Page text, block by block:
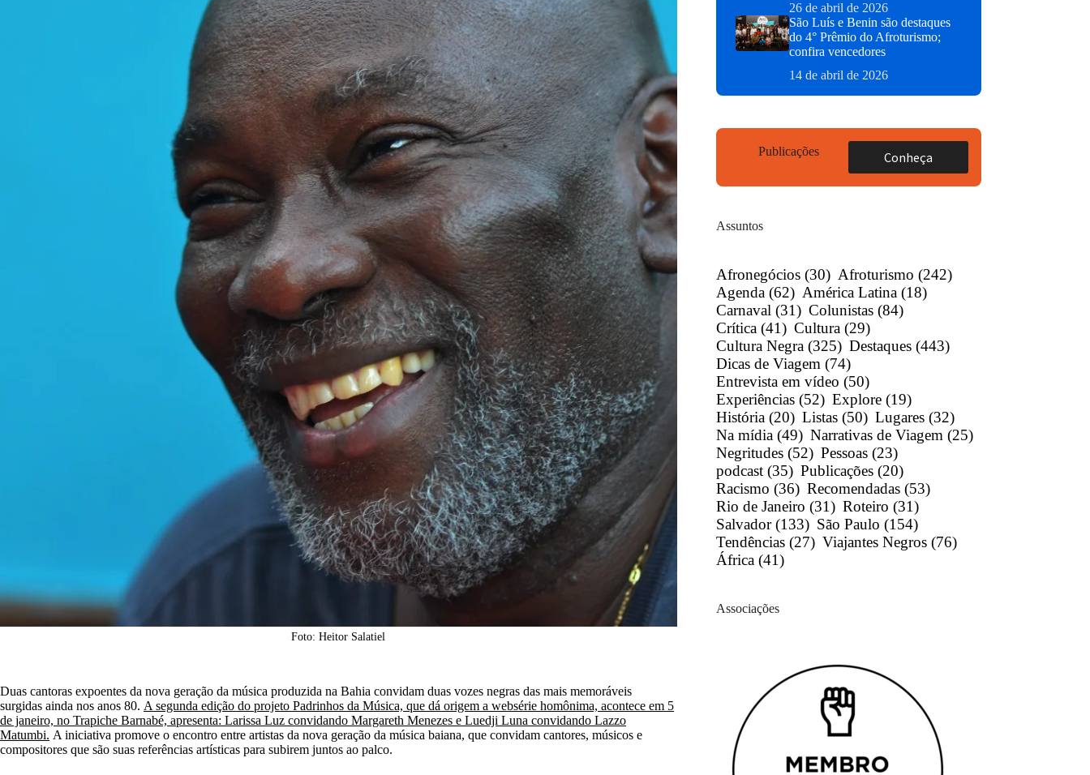
Foto: Heitor Salatiel
Duas cantoras expoentes da nova geração da música produzida na Bahia convidam duas vozes negras das mais memoráveis
surgidas ainda nos anos 80. A segunda edição do projeto Padrinhos da Música, que dá origem a websérie homônima, acontece em 5
de janeiro, no Trapiche Barnabé, apresenta: Larissa Luz convidando Margareth Menezes e Luedji Luna convidando Lazzo
Matumbi. A iniciativa promove o encontro entre artistas da nova geração da música baiana, que convidam cantores, músicos e
compositores que são suas referências artísticas para subirem juntos ao palco.
26 de abril de 2026
São Luís e Benin são destaques
do 4° Prêmio do Afroturismo;
confira vencedores
14 de abril de 2026
Publicações Conheça
Assuntos
Afronegócios (30) Afroturismo (242)
Agenda (62) América Latina (18)
Carnaval (31) Colunistas (84)
Crítica (41) Cultura (29)
Cultura Negra (325) Destaques (443)
Dicas de Viagem (74)
Entrevista em vídeo (50)
Experiências (52) Explore (19)
História (20) Listas (50) Lugares (32)
Na mídia (49) Narrativas de Viagem (25)
Negritudes (52) Pessoas (23)
podcast (35) Publicações (20)
Racismo (36) Recomendadas (53)
Rio de Janeiro (31) Roteiro (31)
Salvador (133) São Paulo (154)
Tendências (27) Viajantes Negros (76)
África (41)
Associações